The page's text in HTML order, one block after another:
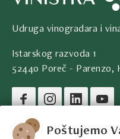
Poštujemo
Udruga vinogradara i
Istarskog razvoda 1
52440 Poreč - Parenzo,
Pravni podaci društva